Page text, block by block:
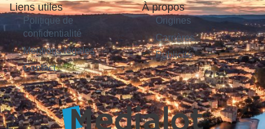
Liens utiles
Politique de
confidentialité
Mentions légales
Contact
À propos
Origines
Carrières
Publicité